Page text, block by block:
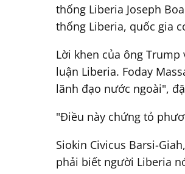
thống Liberia Joseph
thống Liberia, quốc gia
Lời khen của ông
luận Liberia. Foday
lãnh đạo nước ngoài",
"Điều này chứng tỏ
Siokin Civicus Barsi-
phải biết người Liberia